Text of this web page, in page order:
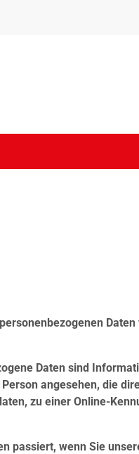
Daten sind
angesehen, die
zu einer Online-
passiert, wenn Sie